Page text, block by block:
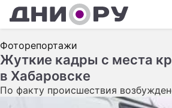
Фоторепортажи
Жуткие кадры с места
в Хабаровске
По факту происшествия